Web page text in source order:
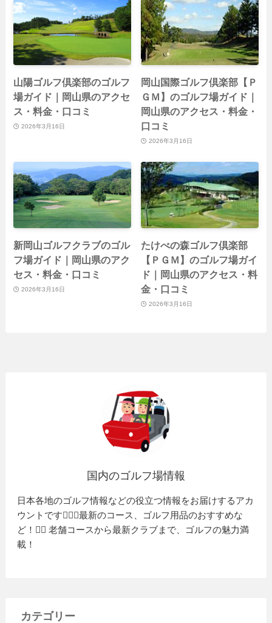
山陽ゴルフ倶楽部のゴルフ
場ガイド｜岡山県のアクセ
ス・料金・口コミ
2026年3月16日
岡山国際ゴルフ倶楽部【Ｐ
ＧＭ】のゴルフ場ガイド｜
岡山県のアクセス・料金・
口コミ
2026年3月16日
新岡山ゴルフクラブのゴル
フ場ガイド｜岡山県のアク
セス・料金・口コミ
2026年3月16日
たけべの森ゴルフ倶楽部
【ＰＧＭ】のゴルフ場ガイ
ド｜岡山県のアクセス・料
金・口コミ
2026年3月16日
国内のゴルフ場情報
日本各地のゴルフ情報などの役立つ情報をお届けするアカ
ウントです🏌️‍♂️⛳️最新のコース、ゴルフ用品のおすすめな
ど！🏌️‍♀️ 老舗コースから最新クラブまで、ゴルフの魅力満
載！
カテゴリー